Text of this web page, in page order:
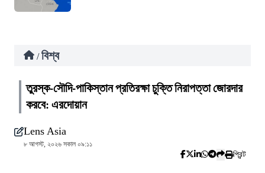
/ বিশ্ব
তুরস্ক-সৌদি-পাকিস্তান প্রতিরক্ষা চুক্তি নিরাপত্তা জোরদার
করবে: এরদোয়ান
Lens Asia
৮ আগস্ট, ২০২৬ সকাল ০৯:১১
প্রিন্ট